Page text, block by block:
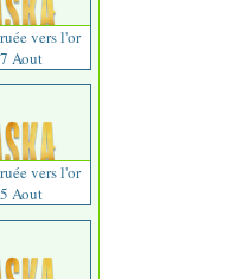
vers l'or
Aout
vers l'or
Aout